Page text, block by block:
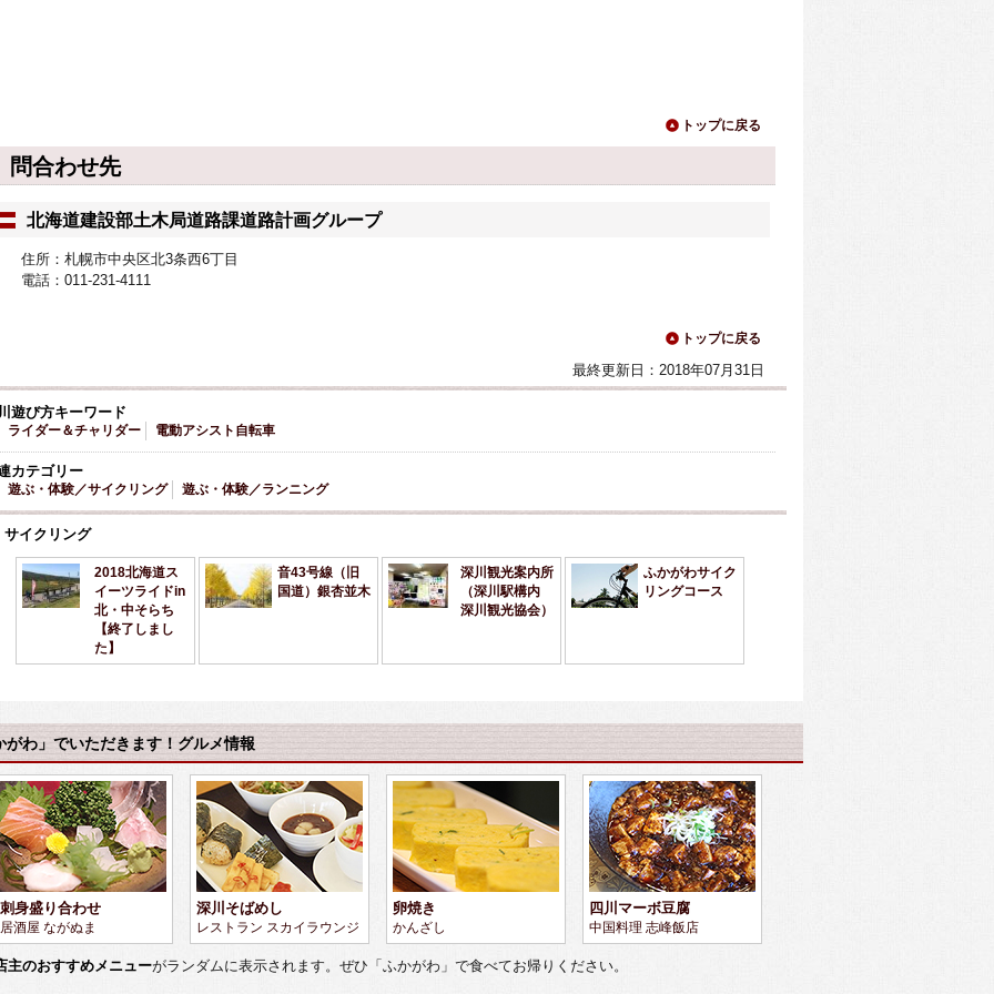
トップに戻る
問合わせ先
北海道建設部土木局道路課道路計画グループ
住所：札幌市中央区北3条西6丁目
電話：011-231-4111
トップに戻る
最終更新日：2018年07月31日
遊び方キーワード
ライダー＆チャリダー 電動アシスト自転車
カテゴリー
遊ぶ・体験／サイクリング 遊ぶ・体験／ランニング
サイクリング
2018北海道ス
イーツライドin
北・中そらち
【終了しまし
た】
音43号線（旧
国道）銀杏並木
深川観光案内所
（深川駅構内
深川観光協会）
ふかがわサイク
リングコース
がわ」でいただきます！グルメ情報
刺身盛り合わせ
居酒屋 ながぬま
深川そばめし
レストラン スカイラウンジ
卵焼き
かんざし
四川マーボ豆腐
中国料理 志峰飯店
主のおすすめメニューがランダムに表示されます。ぜひ「ふかがわ」で食べてお帰りください。